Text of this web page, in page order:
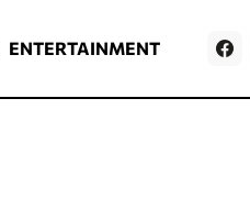
ENTERTAINMENT